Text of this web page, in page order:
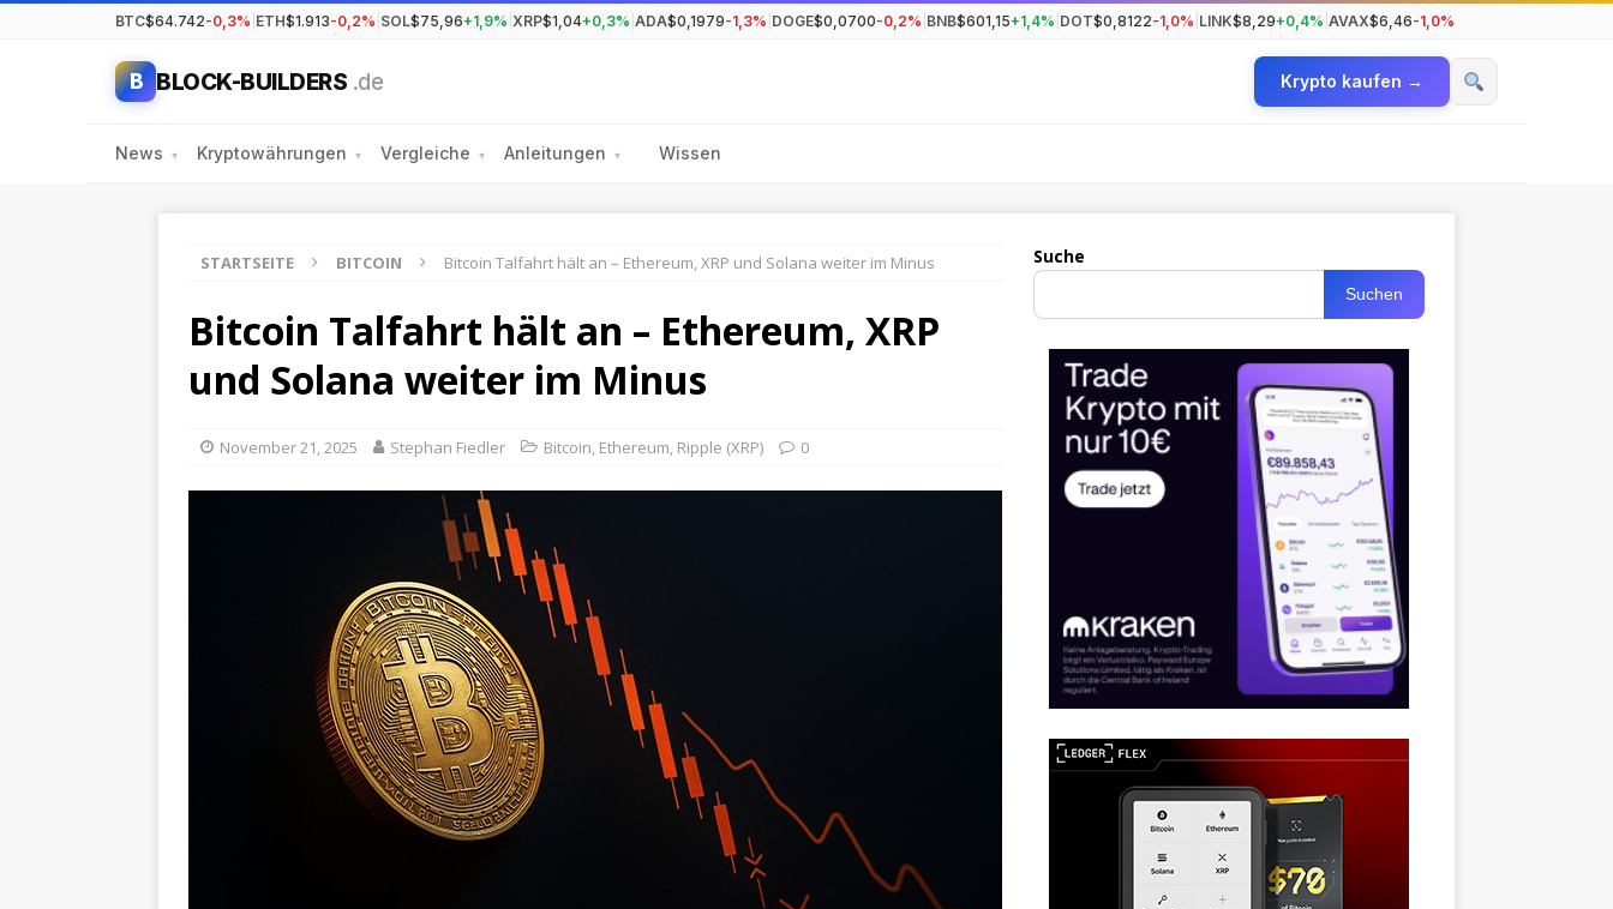
BTC$64.742-0,3% ETH$1.913-0,2% SOL$75,96+1,9% XRP$1,04+0,3% ADA$0,1979-1,3% DOGE$0,0700-0,2% BNB$601,15+1,4% DOT$0,8122-1,0% LINK$8,29+0,4% AVAX$6,46-1,0%
B BLOCK-BUILDERS .de Krypto kaufen →
News ▾ Kryptowährungen ▾ Vergleiche ▾ Anleitungen ▾ Wissen
STARTSEITE BITCOIN Bitcoin Talfahrt hält an – Ethereum, XRP und Solana weiter im Minus
Bitcoin Talfahrt hält an – Ethereum, XRP
und Solana weiter im Minus
November 21, 2025 Stephan Fiedler Bitcoin, Ethereum, Ripple (XRP) 0
Suche
Suchen